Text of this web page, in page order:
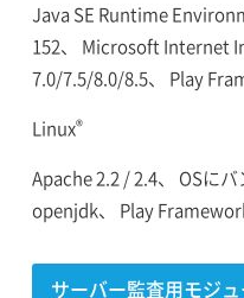
Java SE Runtime
152、 Microsoft Internet
7.0/7.5/8.0/8.5、 Play
Linux®
Apache 2.2 / 2.4、 OSに
openjdk、 Play
サーバー監査用モジ